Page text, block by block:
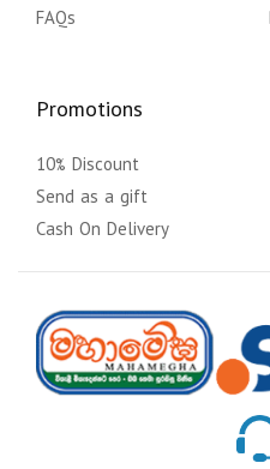
FAQs
Promotions
10% Discount
Send as a gift
Cash On Delivery